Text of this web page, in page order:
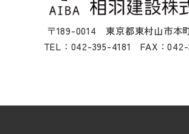
〒189-0014 東京都東村山市本
TEL：042-395-4181 FAX：